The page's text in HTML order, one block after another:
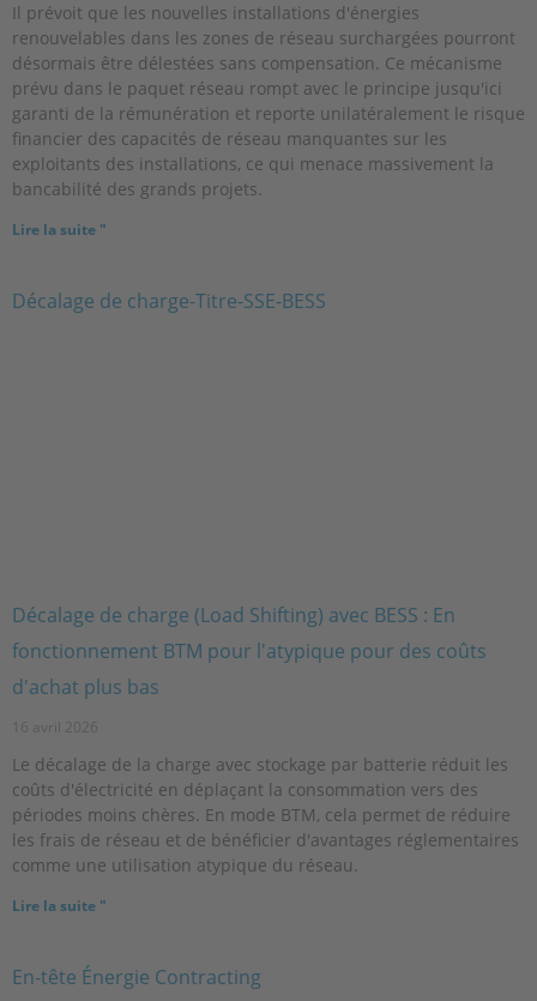
Il prévoit que les nouvelles installations d'énergies
renouvelables dans les zones de réseau surchargées pourront
désormais être délestées sans compensation. Ce mécanisme
prévu dans le paquet réseau rompt avec le principe jusqu'ici
garanti de la rémunération et reporte unilatéralement le risque
financier des capacités de réseau manquantes sur les
exploitants des installations, ce qui menace massivement la
bancabilité des grands projets.
Lire la suite "
Décalage de charge (Load Shifting) avec BESS : En
fonctionnement BTM pour l'atypique pour des coûts
d'achat plus bas
16 avril 2026
Le décalage de la charge avec stockage par batterie réduit les
coûts d'électricité en déplaçant la consommation vers des
périodes moins chères. En mode BTM, cela permet de réduire
les frais de réseau et de bénéficier d'avantages réglementaires
comme une utilisation atypique du réseau.
Lire la suite "